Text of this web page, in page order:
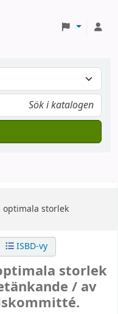
optimala storlek
ISBD-vy
storlek
/ av